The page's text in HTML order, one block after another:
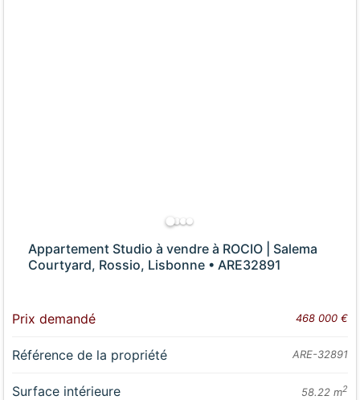
Appartement Studio à vendre à ROCIO | Salema
Courtyard, Rossio, Lisbonne • ARE32891
Prix demandé 468 000 €
Référence de la propriété ARE-32891
Surface intérieure 58.22 m2